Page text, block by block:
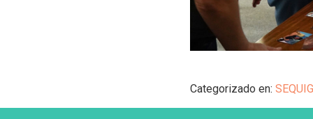
Categorizado en: